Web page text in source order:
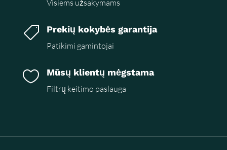
Visiems užsakymams
 Prekių kokybės garantija
Patikimi gamintojai
 Mūsų klientų mėgstama
Filtrų keitimo paslauga